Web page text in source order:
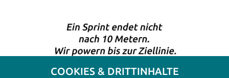
COOKIES & DRITTINHALTE